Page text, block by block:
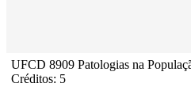
UFCD 8909 Patologias na
Créditos: 5